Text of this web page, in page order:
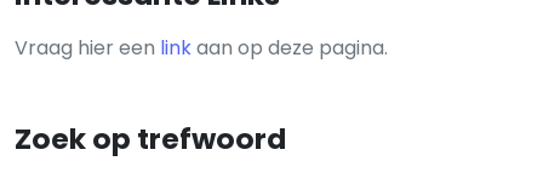
Vraag hier een linkaan op deze pagina.
Zoek op trefwoord